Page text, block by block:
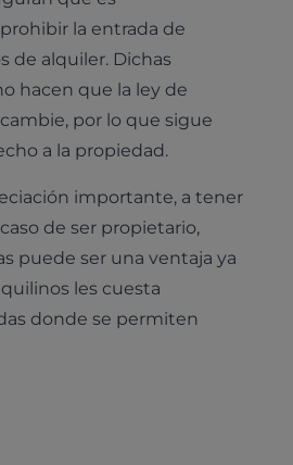
geriátrica
la entrada de
de alquiler. Dichas
hacen que la ley de
por lo que sigue
a la propiedad.
importante, a tener
de ser propietario,
puede ser una ventaja ya
les cuesta
donde se permiten